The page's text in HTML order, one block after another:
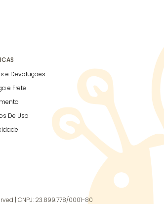
e Devoluções
e Frete
De Uso
| CNPJ: 23.899.778/0001-80